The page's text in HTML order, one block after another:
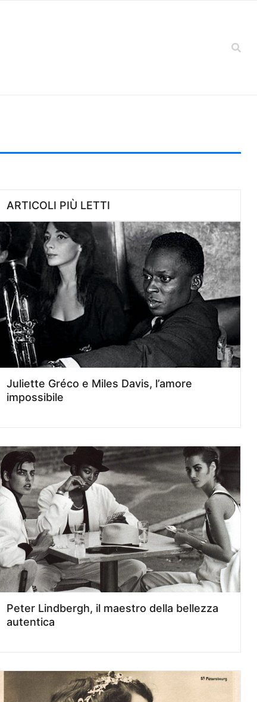
ARTICOLI PIÙ LETTI
Juliette Gréco e Miles Davis, l’amore
impossibile
Peter Lindbergh, il maestro della bellezza
autentica